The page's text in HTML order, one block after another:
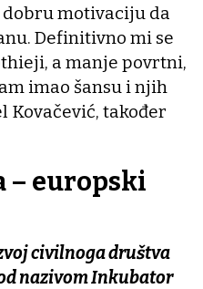
motivaciju da
Definitivno mi se
a manje povrtni,
imao šansu i njih
Kovačević, također
– europski
civilnoga društva
nazivom Inkubator